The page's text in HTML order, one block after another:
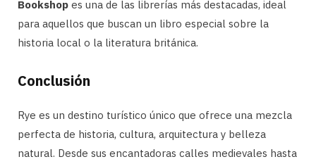
Bookshop es una de las librerías más destacadas, ideal
para aquellos que buscan un libro especial sobre la
historia local o la literatura británica.
Conclusión
Rye es un destino turístico único que ofrece una mezcla
perfecta de historia, cultura, arquitectura y belleza
natural. Desde sus encantadoras calles medievales hasta